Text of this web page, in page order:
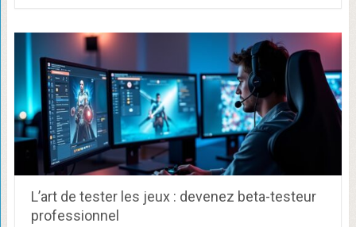
L’art de tester les jeux : devenez beta-testeur
professionnel